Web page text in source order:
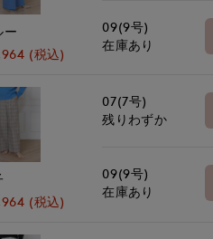
ー
(税込)
09(9号)
在庫あり
(税込)
07(7号)
残りわずか
09(9号)
在庫あり